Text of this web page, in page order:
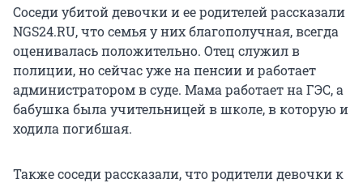
Соседи убитой девочки и ее родителей рассказали
NGS24.RU, что семья у них благополучная, всегда
оценивалась положительно. Отец служил в
полиции, но сейчас уже на пенсии и работает
администратором в суде. Мама работает на ГЭС, а
бабушка была учительницей в школе, в которую и
ходила погибшая.
Также соседи рассказали, что родители девочки к